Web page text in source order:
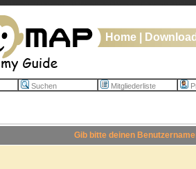
Home
Suchen Mitgliederliste
Gib bitte deinen